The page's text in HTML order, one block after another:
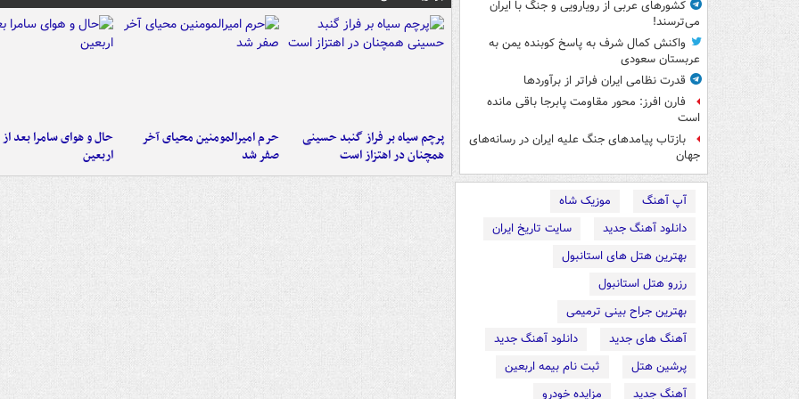
کشورهای عربی از رویارویی و جنگ با ایران
می‌ترسند!
واکنش کمال شرف به پاسخ کوبنده یمن به
عربستان سعودی
قدرت نظامی ایران فراتر از برآوردها
فارن افرز: محور مقاومت پابرجا باقی مانده
است
بازتاب پیامدهای جنگ علیه ایران در رسانه‌های
جهان
آپ آهنگ
موزیک شاه
دانلود آهنگ جدید
سایت تاریخ ایران
بهترین هتل های استانبول
رزرو هتل استانبول
بهترین جراح بینی ترمیمی
آهنگ های جدید
دانلود آهنگ جدید
پرشین هتل
ثبت نام بیمه اربعین
آهنگ جدید
مزایده خودرو
پرچم سیاه بر فراز گنبد حسینی
همچنان در اهتزاز است
حرم امیرالمومنین محیای آخر
صفر شد
حال و هوای سامرا بعد از
اربعین